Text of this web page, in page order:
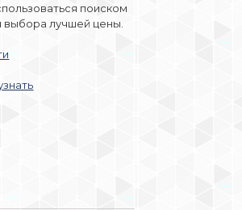
поиском
выбора лучшей цены.